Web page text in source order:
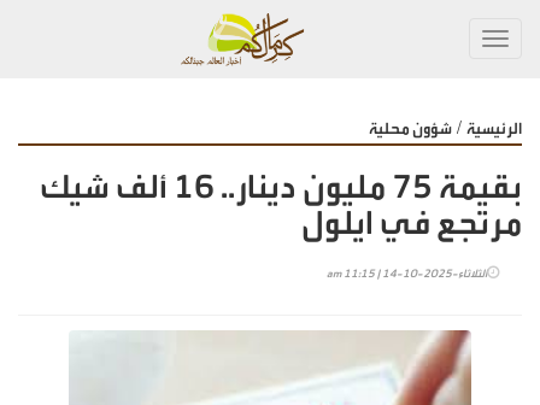
الرئيسية / شؤون محلية
بقيمة 75 مليون دينار.. 16 ألف شيك
مرتجع في ايلول
الثلاثاء-2025-10-14 | 11:15 am